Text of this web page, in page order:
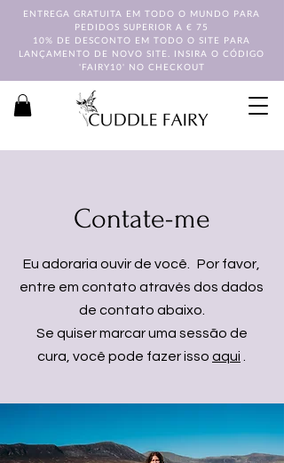
ENTREGA GRATUITA EM TODO O MUNDO PARA
PEDIDOS SUPERIOR A € 75
10% DE DESCONTO EM TODO O SITE PARA
LANÇAMENTO DE NOVO SITE. INSIRA O CÓDIGO
'FAIRY10' NO CHECKOUT
Contate-me
Eu adoraria ouvir de você.
Por favor,
entre em contato através dos dados
de contato abaixo.
Se quiser marcar uma sessão de
cura, você pode fazer isso aqui